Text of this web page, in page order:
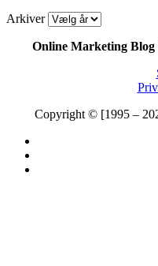
Arkiver
Online Marketing Blog
Copyright © [1995 –